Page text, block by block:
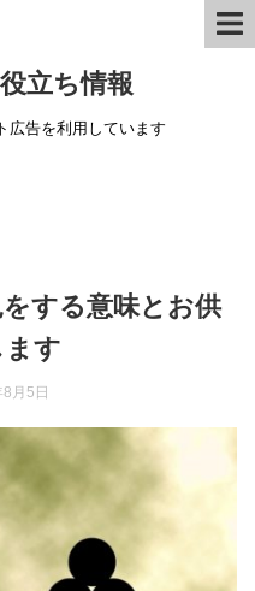
立ち情報
広告を利用しています
する意味とお供
ます
月5日